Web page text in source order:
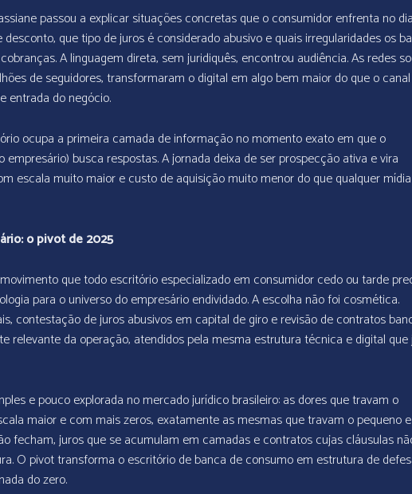
passou a explicar situações concretas que o consumidor enfrenta no
que tipo de juros é considerado abusivo e quais irregularidades os
A linguagem direta, sem juridiquês, encontrou audiência. As redes
de seguidores, transformaram o digital em algo bem maior do que o
entrada do negócio.
ocupa a primeira camada de informação no momento exato em que o
busca respostas. A jornada deixa de ser prospecção ativa e vira
escala muito maior e custo de aquisição muito menor do que qualquer
o pivot de 2025
que todo escritório especializado em consumidor cedo ou tarde
para o universo do empresário endividado. A escolha não foi cosmética.
contestação de juros abusivos em capital de giro e revisão de contratos
relevante da operação, atendidos pela mesma estrutura técnica e digital que
e pouco explorada no mercado jurídico brasileiro: as dores que travam o
maior e com mais zeros, exatamente as mesmas que travam o pequeno e
fecham, juros que se acumulam em camadas e contratos cujas cláusulas
O pivot transforma o escritório de banca de consumo em estrutura de
do zero.